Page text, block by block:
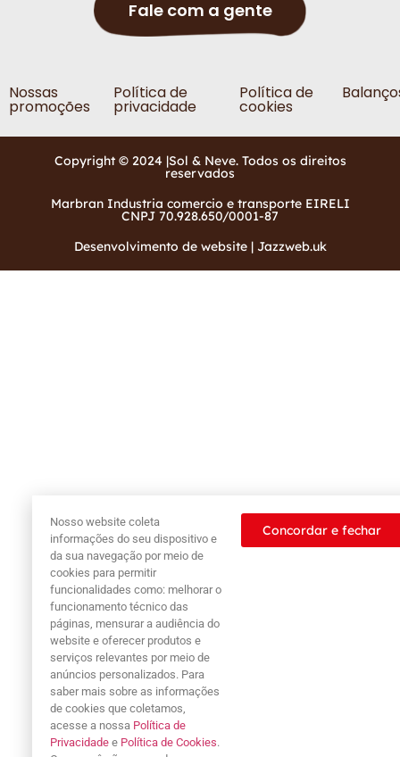
Fale com a gente
Nossas
promoções
Política de
privacidade
Política de
cookies
Copyright © 2024 |Sol & Neve. Todos os direitos
reservados
Marbran Industria comercio e transporte EIRELI
CNPJ 70.928.650/0001-87
Desenvolvimento de website | Jazzweb.uk
Nosso website coleta
informações do seu dispositivo e
da sua navegação por meio de
cookies para permitir
funcionalidades como: melhorar o
funcionamento técnico das
páginas, mensurar a audiência do
website e oferecer produtos e
serviços relevantes por meio de
anúncios personalizados. Para
saber mais sobre as informações
de cookies que coletamos,
acesse a nossa Política de
Privacidade e Política de Cookies.
Concordar e fechar